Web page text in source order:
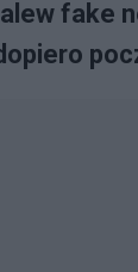
fake